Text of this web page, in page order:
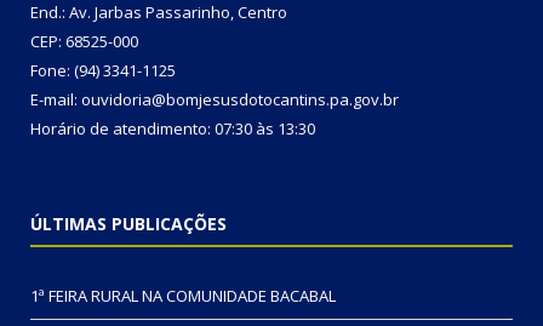
End.: Av. Jarbas Passarinho, Centro
CEP: 68525-000
Fone: (94) 3341-1125
E-mail: ouvidoria@bomjesusdotocantins.pa.gov.br
Horário de atendimento: 07:30 às 13:30
ÚLTIMAS PUBLICAÇÕES
1ª FEIRA RURAL NA COMUNIDADE BACABAL